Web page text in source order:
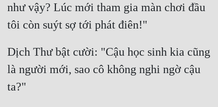
như vậy? Lúc mới tham gia màn chơi đầu
Dịch Thư bật cười: "Cậu học sinh kia cũng
là người mới, sao cô không nghi ngờ cậu